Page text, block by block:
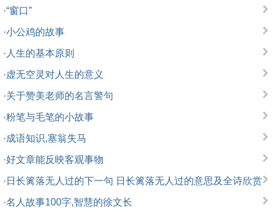
·“窗口”
·小公鸡的故事
· 人生的基本原则
·虚无空灵对人生的意义
·关于赞美老师的名言警句
·粉笔与毛笔的小故事
·成语知识,塞翁失马
·好文章能反映客观事物
· 日长篱落无人过的下一句 日长篱落无人过的意思及全诗欣赏
·名人故事100字,智慧的徐文长